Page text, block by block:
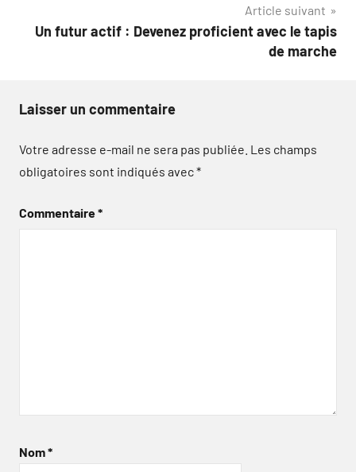
Article suivant
Un futur actif : Devenez proficient avec le tapis
de marche
Laisser un commentaire
Votre adresse e-mail ne sera pas publiée. Les champs
obligatoires sont indiqués avec*
Commentaire*
Nom*